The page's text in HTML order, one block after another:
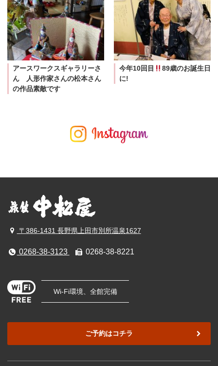
アースワークスギャラリーさ
ん 人形作家さんの松本さん
の作品素敵です
今年10回目
89歳のお誕生日
に!
〒386-1431 長野県上田市別所温泉1627
0268-38-3123 0268-38-8221
Wi-Fi環境、全館完備
ご予約はコチラ